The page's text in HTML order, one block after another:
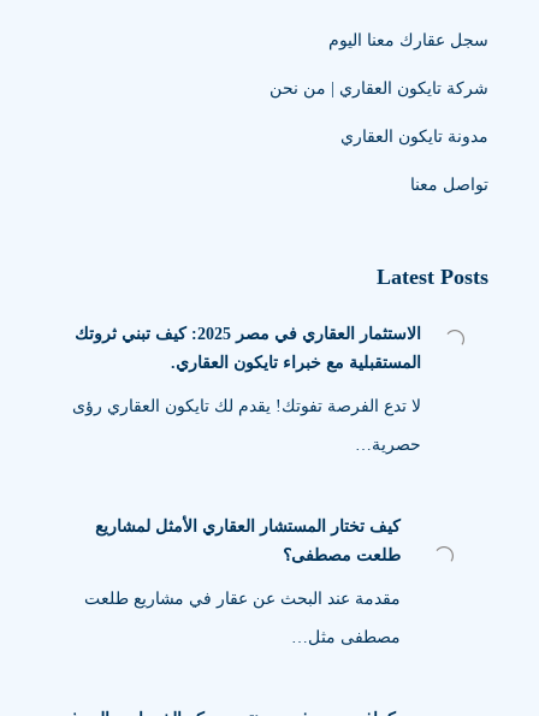
سجل عقارك معنا اليوم
شركة تايكون العقاري | من نحن
مدونة تايكون العقاري
تواصل معنا
Latest Posts
الاستثمار العقاري في مصر 2025: كيف تبني ثروتك
المستقبلية مع خبراء تايكون العقاري.
لا تدع الفرصة تفوتك! يقدم لك تايكون العقاري رؤى
حصرية…
كيف تختار المستشار العقاري الأمثل لمشاريع
طلعت مصطفى؟
مقدمة عند البحث عن عقار في مشاريع طلعت
مصطفى مثل…